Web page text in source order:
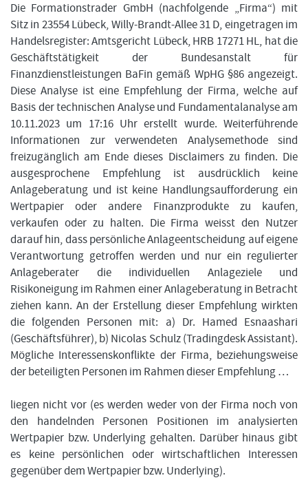
Die Formationstrader GmbH (nachfolgende „Firma“) mit
Sitz in 23554 Lübeck, Willy-Brandt-Allee 31 D, eingetragen im
Handelsregister: Amtsgericht Lübeck, HRB 17271 HL, hat die
Geschäftstätigkeit der Bundesanstalt für
Finanzdienstleistungen BaFin gemäß WpHG §86 angezeigt.
Diese Analyse ist eine Empfehlung der Firma, welche auf
Basis der technischen Analyse und Fundamentalanalyse am
10.11.2023 um 17:16 Uhr erstellt wurde. Weiterführende
Informationen zur verwendeten Analysemethode sind
freizugänglich am Ende dieses Disclaimers zu finden. Die
ausgesprochene Empfehlung ist ausdrücklich keine
Anlageberatung und ist keine Handlungsaufforderung ein
Wertpapier oder andere Finanzprodukte zu kaufen,
verkaufen oder zu halten. Die Firma weisst den Nutzer
darauf hin, dass persönliche Anlageentscheidung auf eigene
Verantwortung getroffen werden und nur ein regulierter
Anlageberater die individuellen Anlageziele und
Risikoneigung im Rahmen einer Anlageberatung in Betracht
ziehen kann. An der Erstellung dieser Empfehlung wirkten
die folgenden Personen mit: a) Dr. Hamed Esnaashari
(Geschäftsführer), b) Nicolas Schulz (Tradingdesk Assistant).
Mögliche Interessenskonflikte der Firma, beziehungsweise
der beteiligten Personen im Rahmen dieser Empfehlung …
liegen nicht vor (es werden weder von der Firma noch von
den handelnden Personen Positionen im analysierten
Wertpapier bzw. Underlying gehalten. Darüber hinaus gibt
es keine persönlichen oder wirtschaftlichen Interessen
gegenüber dem Wertpapier bzw. Underlying).